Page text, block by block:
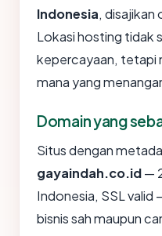
Indonesia, disajikan
Lokasi hosting tidak
kepercayaan, tetapi
mana yang
Domain yang
Situs dengan
gayaindah.co.id—
Indonesia, SSL valid
bisnis sah maupun